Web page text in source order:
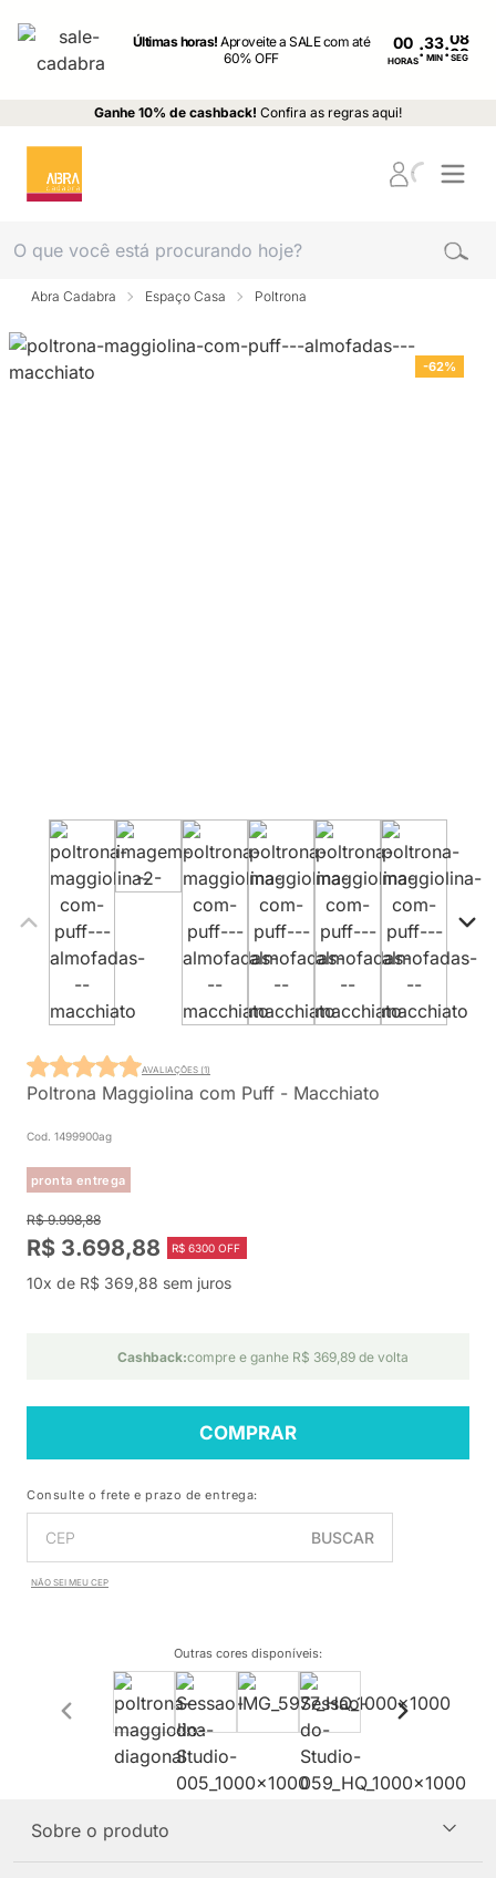
Últimas horas!Aproveite a SALE com até
60% OFF
00
HORAS: MIN : SEG
Ganhe 10% de cashback! Confira as regras aqui!
Abra Cadabra Espaço Casa Poltrona
-62%
Poltrona Maggiolina com Puff - Macchiato
Cod. 1499900ag
pronta entrega
AVALIAÇÕES (1)
R$ 9.998,88
R$ 3.698,88 R$ 6300 OFF
10x de R$ 369,88 sem juros
Cashback:compre e ganhe R$ 369,89 de volta
COMPRAR
Consulte o frete e prazo de entrega:
BUSCAR
NÃO SEI MEU CEP
Outras cores disponíveis:
Sobre o produto